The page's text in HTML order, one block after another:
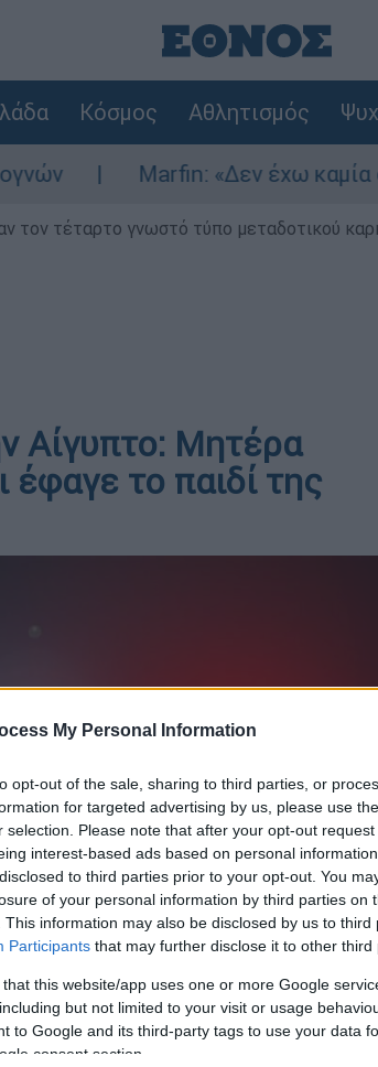
My Personal Information
opt-out of the sale, sharing to third parties, or
for targeted advertising by us, please use
selection. Please note that after your opt-out
interest-based ads based on personal
to third parties prior to your opt-out. You
of your personal information by third parties on
This information may also be disclosed by us to third
Participants that may further disclose it to other third
that this website/app uses one or more Google
but not limited to your visit or usage
to Google and its third-party tags to use your data
consent section.
Κόσμος Αθλητισμός
Marfin: «Δεν έχω καμία
τον τέταρτο γνωστό τύπο μεταδοτικού
Αίγυπτο: Μητέρα
το παιδί της